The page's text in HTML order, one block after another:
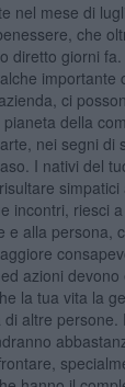
nel mese di
che
diretto giorni
importante
ci
della
nei segni di
I nativi del
simpatici
incontri, riesci
e alla persona,
azioni
la tua vita la
di altre